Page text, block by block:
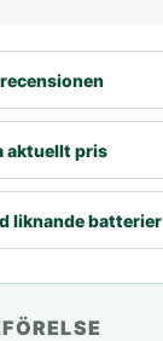
aktuellt pris
liknande batterier